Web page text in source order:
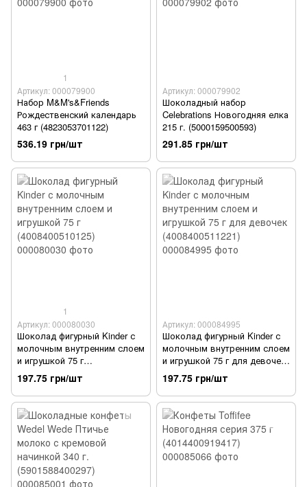
1
Артикул: 000079900
Набор M&M's&Friends
Рождественский календарь
463 г (4823053701122)
536.19 грн/шт
Артикул: 000079902
Шоколадный набор
Celebrations Новогодняя елка
215 г. (5000159500593)
291.85 грн/шт
1
Артикул: 000080030
Шоколад фигурный Kinder с
молочным внутренним слоем
и игрушкой 75 г
(4008400510125)
197.75 грн/шт
Артикул: 000084995
Шоколад фигурный Kinder с
молочным внутренним слоем
и игрушкой 75 г для девочек
(4008400511221)
197.75 грн/шт